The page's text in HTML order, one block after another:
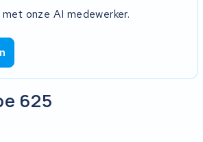
onze AI medewerker.
625